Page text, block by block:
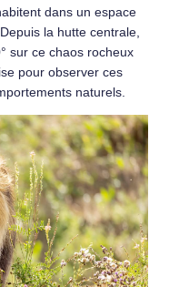
dans un espace
la hutte centrale,
sur ce chaos rocheux
pour observer ces
naturels.